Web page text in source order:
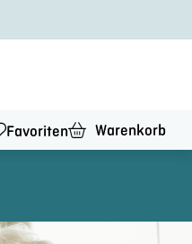
Favoriten Warenkorb